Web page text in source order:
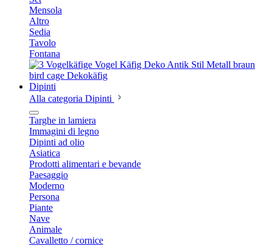
Mensola
Altro
Sedia
Tavolo
Fontana
Dipinti
Alla categoria Dipinti
Targhe in lamiera
Immagini di legno
Dipinti ad olio
Asiatica
Prodotti alimentari e bevande
Paesaggio
Moderno
Persona
Piante
Nave
Animale
Cavalletto / cornice